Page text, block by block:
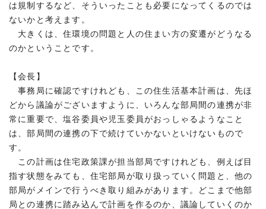
は規制するなど、そういったことも必要になってくるのでは
ないかと考えます。
大きくは、住環境の問題と人の住まい方の変遷がどうなる
のかということです。
【会長】
事務局に確認ですけれども、この住生活基本計画は、先ほ
どから議論がございますように、いろんな部局間の連携が非
常に重要で、塩谷委員や児玉委員がおっしゃるようなこと
は、部局間の連携の下で続けていかないといけないもので
す。
この計画は住宅政策課が担当部局ですけれども、例えば目
指す状態をみても、住宅部局が取り扱っていく問題と、他の
部局がメインで行うべき取り組みがあります。どこまで他部
局との連携に踏み込んで計画を作るのか、議論していくのか